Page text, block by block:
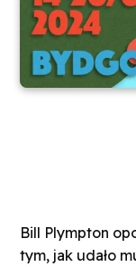
Bill Plympton
tym, jak udało